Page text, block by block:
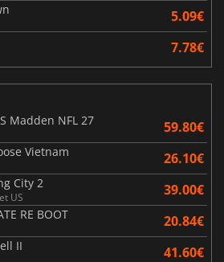
5.09€
7.78€
Madden NFL 27
59.80€
Vietnam 26.10€
City 2
US 39.00€
RE BOOT 20.84€
II 41.60€